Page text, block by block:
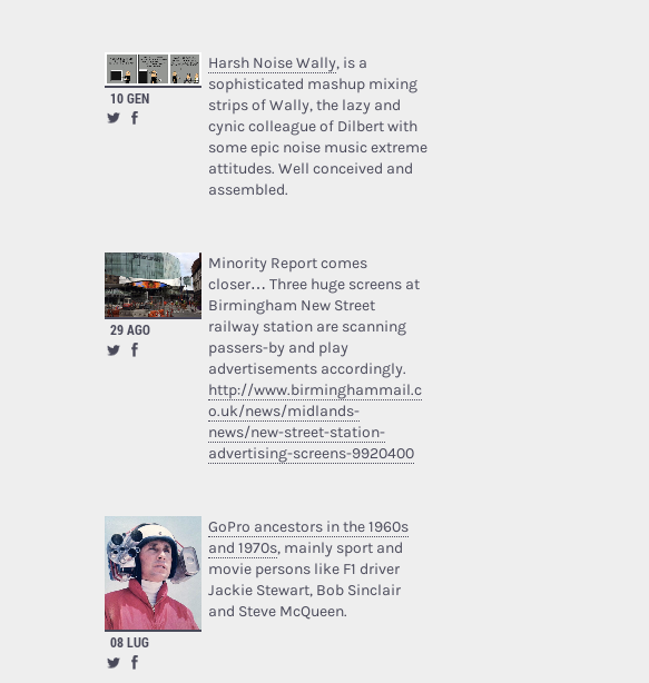
10 GEN
Harsh Noise Wally, is a
sophisticated mashup mixing
strips of Wally, the lazy and
cynic colleague of Dilbert with
some epic noise music extreme
attitudes. Well conceived and
assembled.
29 AGO
Minority Report comes
closer… Three huge screens at
Birmingham New Street
railway station are scanning
passers-by and play
advertisements accordingly.
http://www.birminghammail.c
o.uk/news/midlands-
news/new-street-station-
advertising-screens-9920400
08 LUG
GoPro ancestors in the 1960s
and 1970s, mainly sport and
movie persons like F1 driver
Jackie Stewart, Bob Sinclair
and Steve McQueen.